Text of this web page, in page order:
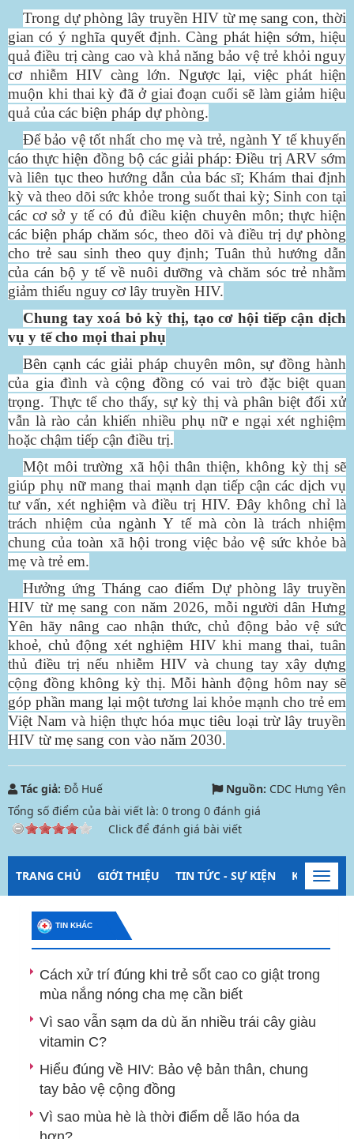
Trong dự phòng lây truyền HIV từ mẹ sang con, thời
gian có ý nghĩa quyết định. Càng phát hiện sớm, hiệu
quả điều trị càng cao và khả năng bảo vệ trẻ khỏi nguy
cơ nhiễm HIV càng lớn. Ngược lại, việc phát hiện
muộn khi thai kỳ đã ở giai đoạn cuối sẽ làm giảm hiệu
quả của các biện pháp dự phòng.
Để bảo vệ tốt nhất cho mẹ và trẻ, ngành Y tế khuyến
cáo thực hiện đồng bộ các giải pháp: Điều trị ARV sớm
và liên tục theo hướng dẫn của bác sĩ; Khám thai định
kỳ và theo dõi sức khỏe trong suốt thai kỳ; Sinh con tại
các cơ sở y tế có đủ điều kiện chuyên môn; thực hiện
các biện pháp chăm sóc, theo dõi và điều trị dự phòng
cho trẻ sau sinh theo quy định; Tuân thủ hướng dẫn
của cán bộ y tế về nuôi dưỡng và chăm sóc trẻ nhằm
giảm thiểu nguy cơ lây truyền HIV.
Chung tay xoá bỏ kỳ thị, tạo cơ hội tiếp cận dịch
vụ y tế cho mọi thai phụ
Bên cạnh các giải pháp chuyên môn, sự đồng hành
của gia đình và cộng đồng có vai trò đặc biệt quan
trọng. Thực tế cho thấy, sự kỳ thị và phân biệt đối xử
vẫn là rào cản khiến nhiều phụ nữ e ngại xét nghiệm
hoặc chậm tiếp cận điều trị.
Một môi trường xã hội thân thiện, không kỳ thị sẽ
giúp phụ nữ mang thai mạnh dạn tiếp cận các dịch vụ
tư vấn, xét nghiệm và điều trị HIV. Đây không chỉ là
trách nhiệm của ngành Y tế mà còn là trách nhiệm
chung của toàn xã hội trong việc bảo vệ sức khỏe bà
mẹ và trẻ em.
Hưởng ứng Tháng cao điểm Dự phòng lây truyền
HIV từ mẹ sang con năm 2026, mỗi người dân Hưng
Yên hãy nâng cao nhận thức, chủ động bảo vệ sức
khoẻ, chủ động xét nghiệm HIV khi mang thai, tuân
thủ điều trị nếu nhiễm HIV và chung tay xây dựng
cộng đồng không kỳ thị. Mỗi hành động hôm nay sẽ
góp phần mang lại một tương lai khỏe mạnh cho trẻ em
Việt Nam và hiện thực hóa mục tiêu loại trừ lây truyền
HIV từ mẹ sang con vào năm 2030.
Tác giả: Đỗ Huế Nguồn: CDC Hưng Yên
Tổng số điểm của bài viết là: 0 trong 0 đánh giá
Click để đánh giá bài viết
TRANG CHỦ GIỚI THIỆU TIN TỨC - SỰ KIỆN KIỂM
TIN KHÁC
Cách xử trí đúng khi trẻ sốt cao co giật trong
mùa nắng nóng cha mẹ cần biết
Vì sao vẫn sạm da dù ăn nhiều trái cây giàu
vitamin C?
Hiểu đúng về HIV: Bảo vệ bản thân, chung
tay bảo vệ cộng đồng
Vì sao mùa hè là thời điểm dễ lão hóa da